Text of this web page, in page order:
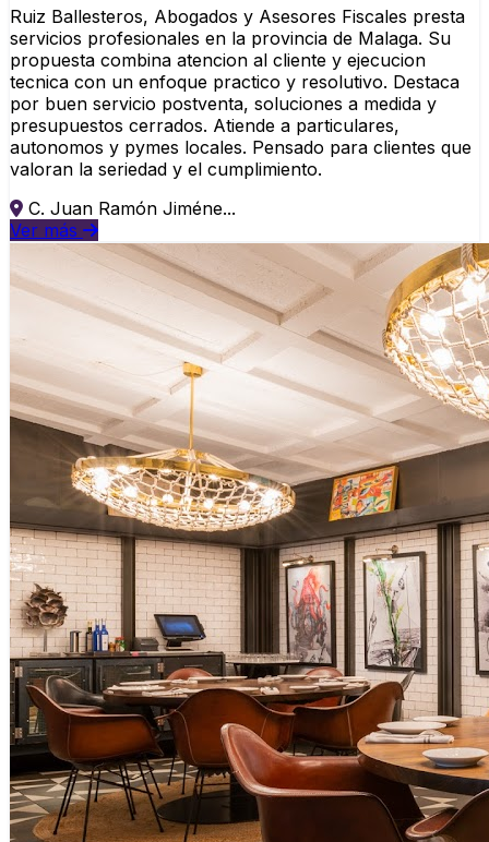
Ruiz Ballesteros, Abogados y Asesores Fiscales presta
servicios profesionales en la provincia de Malaga. Su
propuesta combina atencion al cliente y ejecucion
tecnica con un enfoque practico y resolutivo. Destaca
por buen servicio postventa, soluciones a medida y
presupuestos cerrados. Atiende a particulares,
autonomos y pymes locales. Pensado para clientes que
valoran la seriedad y el cumplimiento.
C. Juan Ramón Jiméne...
Ver más